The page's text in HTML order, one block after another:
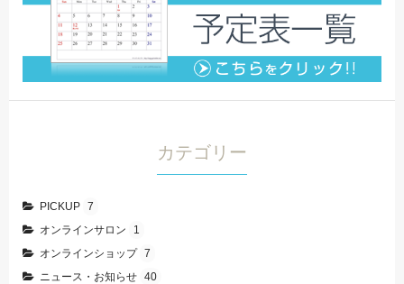
カテゴリー
PICKUP 7
オンラインサロン
1
オンラインショップ 7
ニュース・お知らせ 40